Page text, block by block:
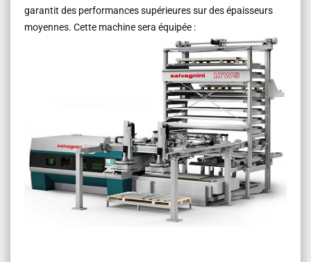
garantit des performances supérieures sur des épaisseurs
moyennes. Cette machine sera équipée :